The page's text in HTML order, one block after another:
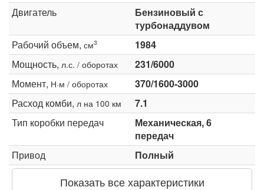
Двигатель
Бензиновый с
турбонаддувом
Рабочий объем, см3
1984
Мощность, л.с. / оборотах
231/6000
Момент, Н·м / оборотах
370/1600-3000
Расход комби, л на 100 км
7.1
Тип коробки передач
Механическая, 6
передач
Привод
Полный
Показать все характеристики